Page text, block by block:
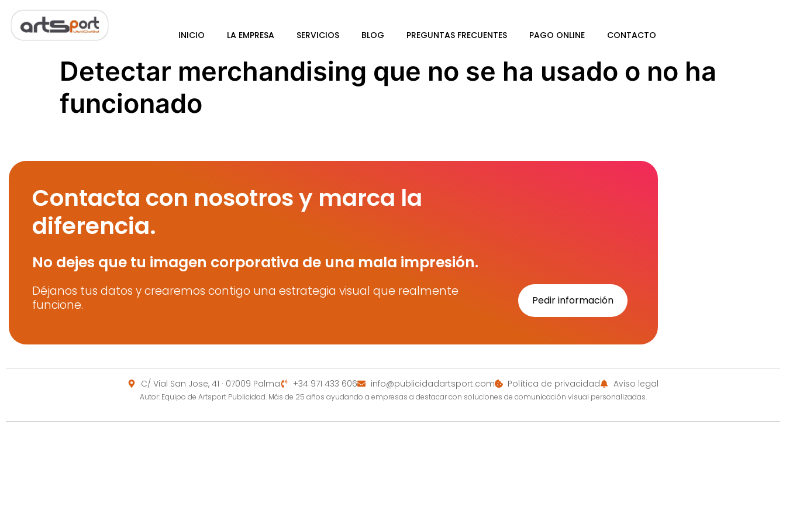
INICIO LA EMPRESA SERVICIOS BLOG PREGUNTAS FRECUENTES PAGO ONLINE CONTACTO
Detectar merchandising que no se ha usado o no ha
funcionado
Contacta con nosotros y marca la
diferencia.
No dejes que tu imagen corporativa de una mala impresión.
Déjanos tus datos y crearemos contigo una estrategia visual que realmente
funcione.
Pedir información
C/ Vial San Jose, 41 · 07009 Palma +34 971 433 606 info@publicidadartsport.com Política de privacidad Aviso legal
Autor: Equipo de Artsport Publicidad. Más de 25 años ayudando a empresas a destacar con soluciones de comunicación visual personalizadas.